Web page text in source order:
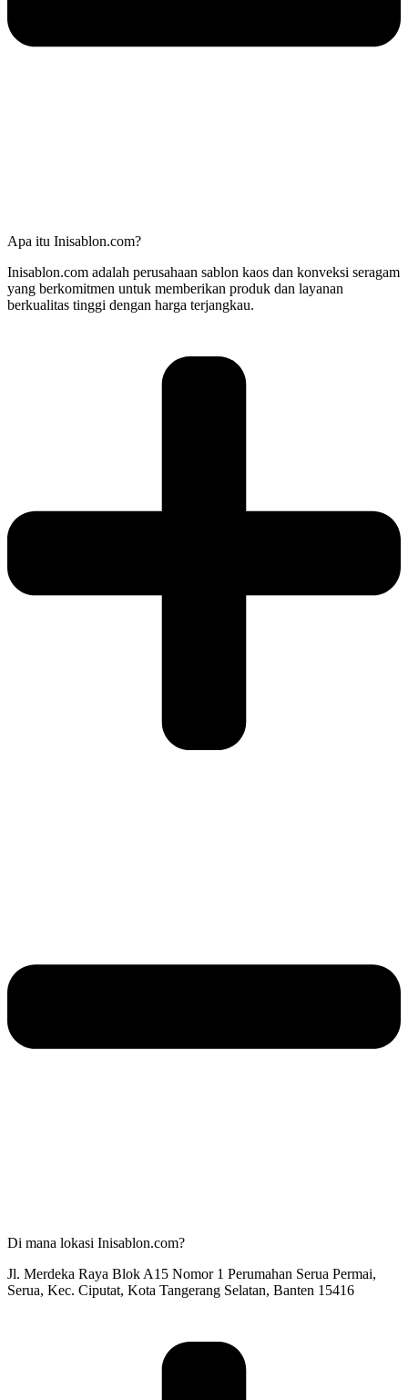
Apa itu Inisablon.com?
Inisablon.com adalah perusahaan sablon kaos dan konveksi seragam
yang berkomitmen untuk memberikan produk dan layanan
berkualitas tinggi dengan harga terjangkau.
Di mana lokasi Inisablon.com?
Jl. Merdeka Raya Blok A15 Nomor 1 Perumahan Serua Permai,
Serua, Kec. Ciputat, Kota Tangerang Selatan, Banten 15416